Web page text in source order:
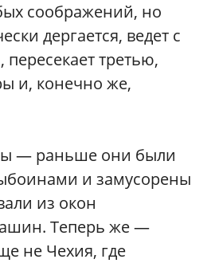
соображений, но
дергается, ведет с
третью,
и, конечно же,
— раньше они были
и замусорены
из окон
Теперь же —
не Чехия, где